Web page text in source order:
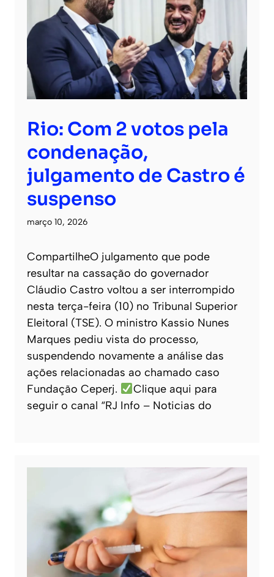
Rio: Com 2 votos pela
condenação,
julgamento de Castro é
suspenso
março 10, 2026
CompartilheO julgamento que pode
resultar na cassação do governador
Cláudio Castro voltou a ser interrompido
nesta terça-feira (10) no Tribunal Superior
Eleitoral (TSE). O ministro Kassio Nunes
Marques pediu vista do processo,
suspendendo novamente a análise das
ações relacionadas ao chamado caso
Fundação Ceperj.
Clique aqui para
seguir o canal “RJ Info – Noticias do